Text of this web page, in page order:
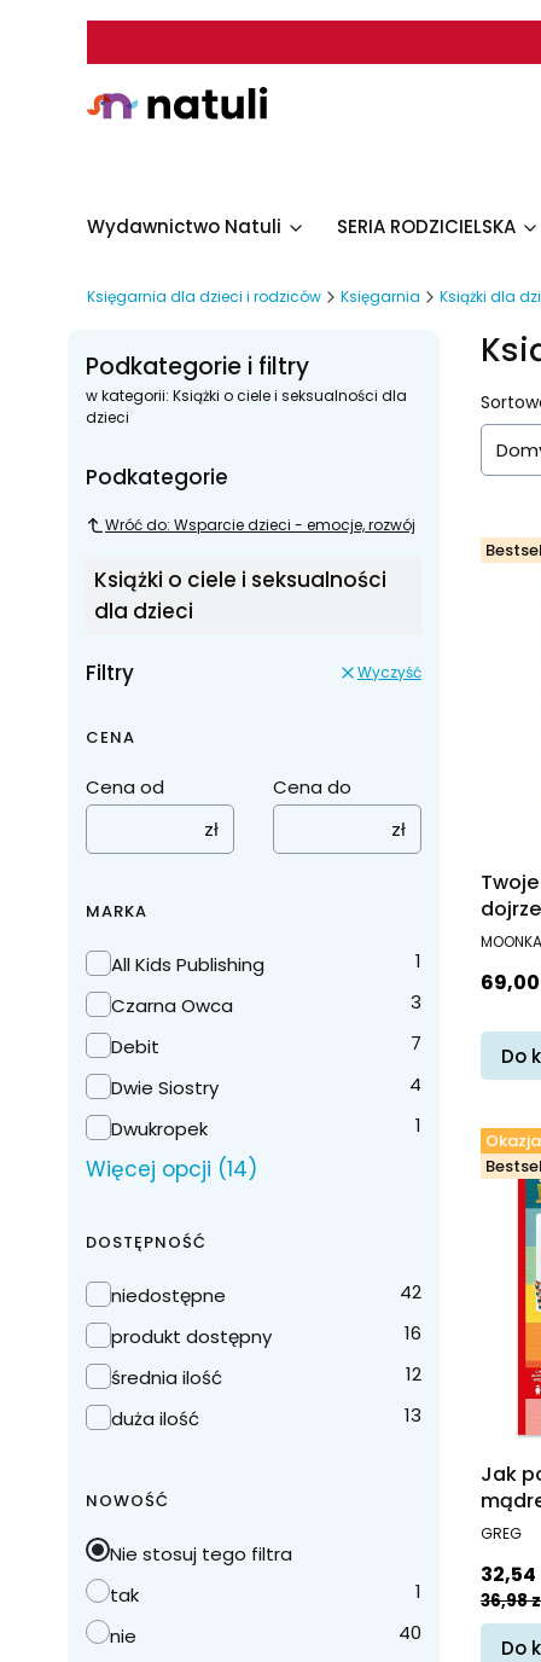
Wydawnictwo Natuli SERIA RODZICIELSKA
Księgarnia dla dzieci i rodziców Księgarnia Książki dla
Podkategorie i filtry
w kategorii: Książki o ciele i seksualności dla
dzieci
Podkategorie
Wróć do: Wsparcie dzieci - emocje, rozwój
Książki o ciele i seksualności
dla dzieci
Filtry Wyczyść
CENA
Cena od
zł
Cena do
zł
MARKA
Marka
All Kids Publishing
1
Czarna Owca
3
Debit
7
Dwie Siostry
4
Dwukropek
1
Więcej opcji (14)
DOSTĘPNOŚĆ
Dostępność
niedostępne
42
produkt dostępny
16
średnia ilość
12
duża ilość
13
NOWOŚĆ
Nie stosuj tego filtra
tak
1
nie
40
wieku
MOONKA
Cena
69,00
Do
Okazja
Jak
więcej
GREG
Cena
32,54
36,98
Do